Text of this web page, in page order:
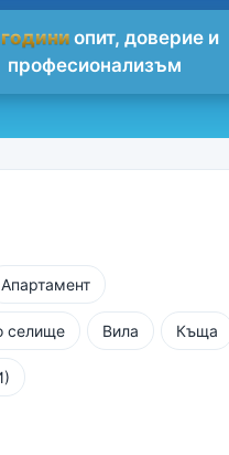
опит, доверие и
професионализъм
Апартамент
селище Вила Къща